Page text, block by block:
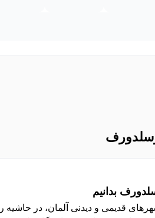
بدانیم
قدیمی و دیدنی آلمان، در حاشیه